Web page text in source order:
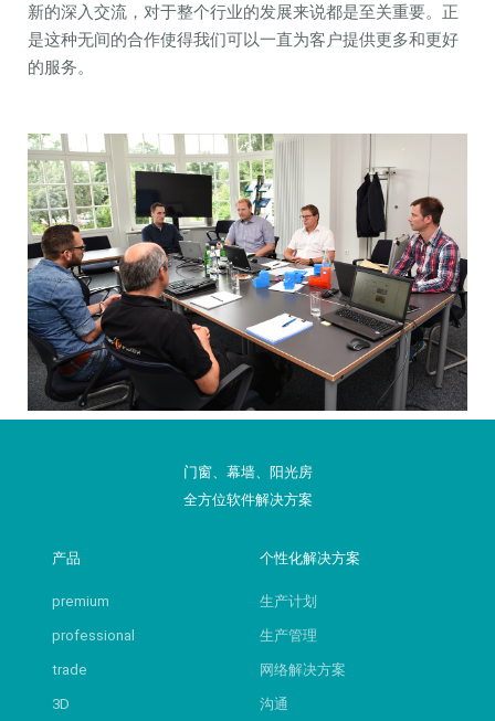
新的深入交流，对于整个行业的发展来说都是至关重要。正
是这种无间的合作使得我们可以一直为客户提供更多和更好
的服务。
门窗、幕墙、阳光房
全方位软件解决方案
产品
premium
professional
trade
3D
个性化解决方案
生产计划
生产管理
网络解决方案
沟通